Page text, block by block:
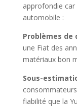
approfondie car
automobile :
Problèmes de
une Fiat des
matériaux bon
Sous-
fiabilité que la